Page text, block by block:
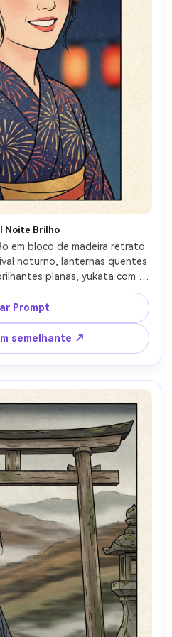
Noite Brilho
em bloco de madeira retrato
noturno, lanternas quentes
planas, yukata com
cabelo amarrado com fita,
rica mas controlada, linhas-
bokashi em torno da luz da
de mica no tecido, textura
desordem, lente de 85mm,
campo rasa- -ar 4:5
Prompt
semelhante ↗